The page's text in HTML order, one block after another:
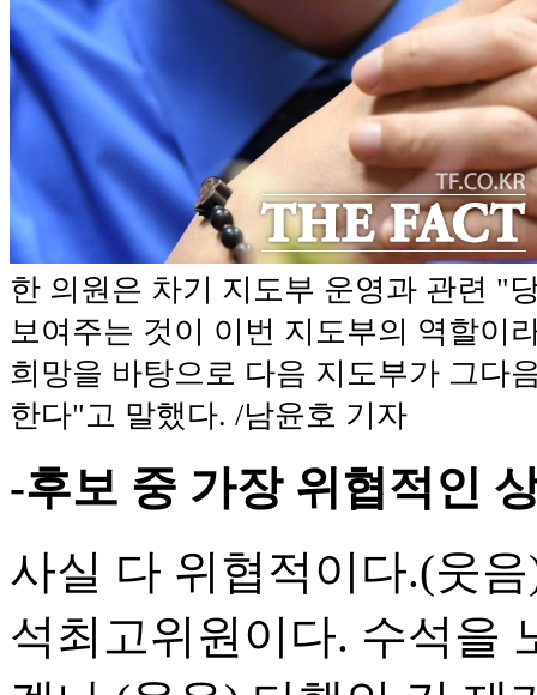
한 의원은 차기 지도부 운영과 관련 "
보여주는 것이 이번 지도부의 역할이
희망을 바탕으로 다음 지도부가 그다
한다"고 말했다. /남윤호 기자
-후보 중 가장 위협적인
사실 다 위협적이다.(웃
석최고위원이다. 수석을